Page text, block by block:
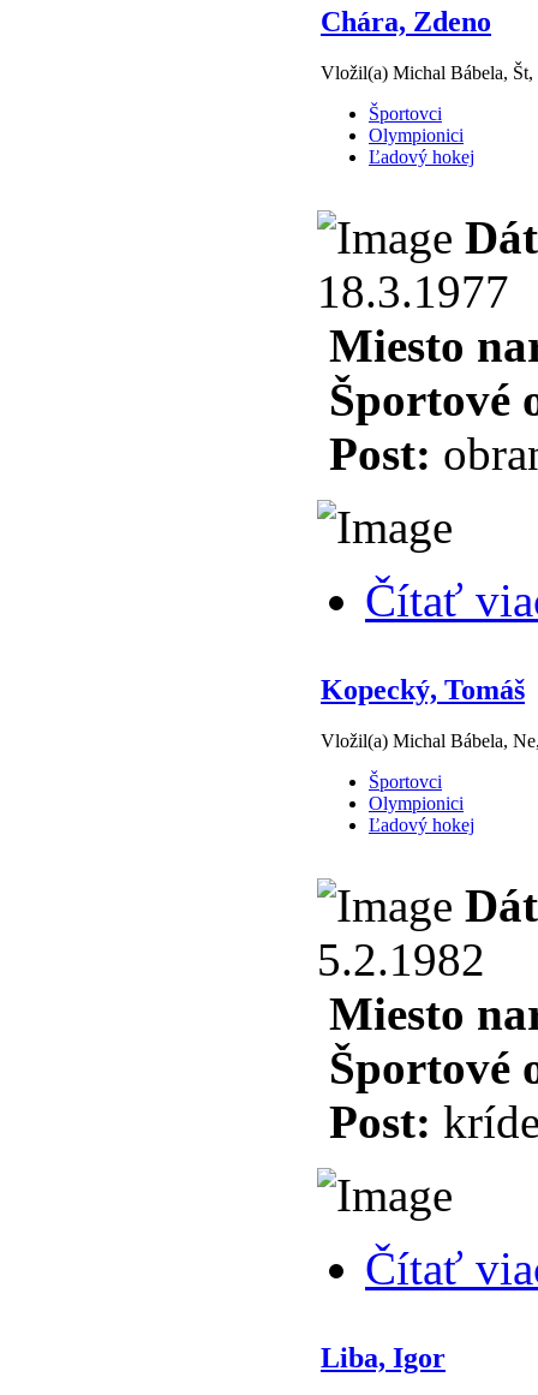
Chára, Zdeno
Vložil(a) Michal Bábela, Št,
Športovci
Olympionici
Ľadový hokej
18.3.1977
Miesto
Športové
Post:
Čítať
Kopecký, Tomáš
Vložil(a) Michal Bábela,
Športovci
Olympionici
Ľadový hokej
5.2.1982
Miesto
Športové
Post:
Čítať
Liba, Igor